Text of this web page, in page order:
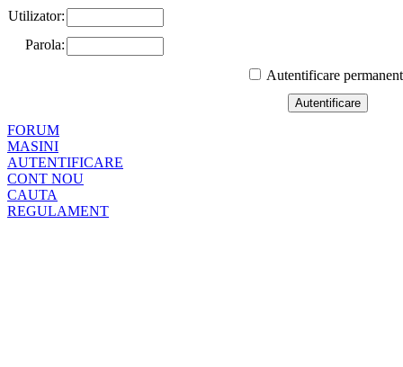
Utilizator:
Parola:
Autentificare
FORUM
MASINI
AUTENTIFICARE
CONT NOU
CAUTA
REGULAMENT